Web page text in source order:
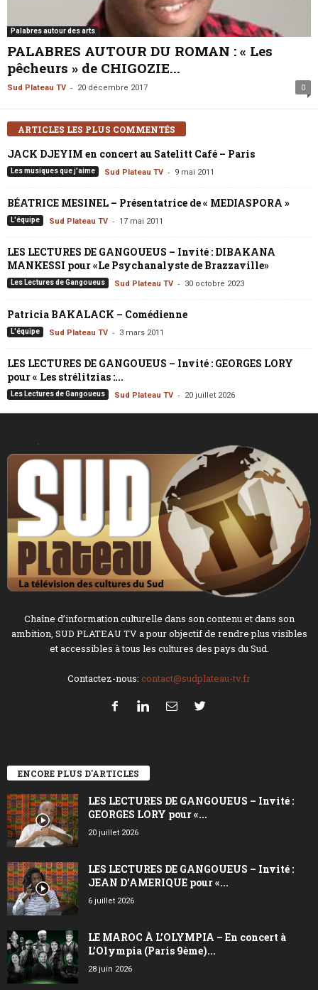
Palabres autour des arts
PALABRES AUTOUR DU ROMAN : « Les
pêcheurs » de CHIGOZIE...
Sud Plateau TV - 20 décembre 2017 0
ARTICLES LES PLUS COMMENTÉS
JACK DJEYIM en concert au Satelitt Café – Paris
Les musiques que j'aime Sud Plateau TV - 9 mai 2011
BÉATRICE MESINEL – Présentatrice de « MEDIASPORA »
L'équipe Sud Plateau TV - 17 mai 2011
LES LECTURES DE GANGOUEUS – Invité : DIBAKANA
MANKESSI pour «Le Psychanalyste de Brazzaville»
Les Lectures de Gangoueus Sud Plateau TV - 30 octobre 2023
Patricia BAKALACK – Comédienne
L'équipe Sud Plateau TV - 3 mars 2011
LES LECTURES DE GANGOUEUS – Invité : GEORGES LORY
pour « Les strélitzias :...
Les Lectures de Gangoueus Sud Plateau TV - 20 juillet 2026
Chaîne d’information culturelle dans son contenu et dans son
ambition, SUD PLATEAU TV a pour objectif de rendre plus visibles
et accessibles à tous les cultures des pays du Sud.
Contactez-nous: contact@sudplateau-tv.fr
ENCORE PLUS D'ARTICLES
LES LECTURES DE GANGOUEUS – Invité :
GEORGES LORY pour «...
20 juillet 2026
LES LECTURES DE GANGOUEUS – Invité :
JEAN D’AMERIQUE pour «...
6 juillet 2026
LE MAROC À L’OLYMPIA – En concert à
L’Olympia (Paris 9ème)...
28 juin 2026